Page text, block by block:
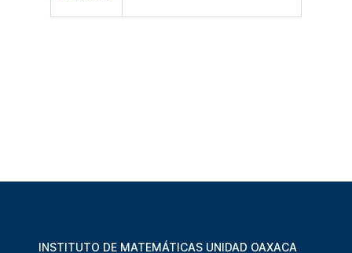
INSTITUTO DE MATEMÁTICAS UNIDAD OAXACA